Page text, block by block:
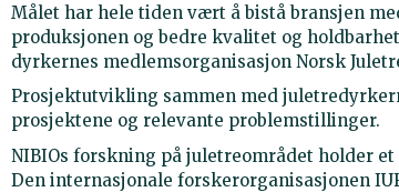
Målet har hele tiden vært å bistå bransjen
produksjonen og bedre kvalitet og
dyrkernes medlemsorganisasjon Norsk
Prosjektutvikling sammen med
prosjektene og relevante problemstillinger.
NIBIOs forskning på juletreområdet holder
Den internasjonale forskerorganisasjonen